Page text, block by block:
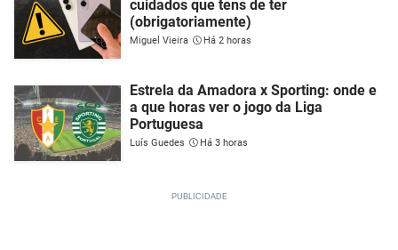
cuidados que tens de ter
(obrigatoriamente)
Miguel Vieira Há 2 horas
Estrela da Amadora x Sporting: onde e
a que horas ver o jogo da Liga
Portuguesa
Luís Guedes Há 3 horas